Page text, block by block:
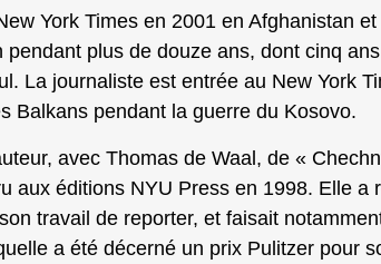
York Times en 2001 en Afghanistan
pendant plus de douze ans, dont cinq
La journaliste est entrée au New York
Balkans pendant la guerre du Kosovo.
avec Thomas de Waal, de «
aux éditions NYU Press en 1998. Elle a
travail de reporter, et faisait
a été décerné un prix Pulitzer pour